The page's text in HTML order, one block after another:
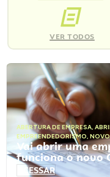
VER TODOS
ABERTURA DE EMPRESA,
EMPREENDEDORISMO,
Vai abrir uma
funciona o novo
ACESSAR